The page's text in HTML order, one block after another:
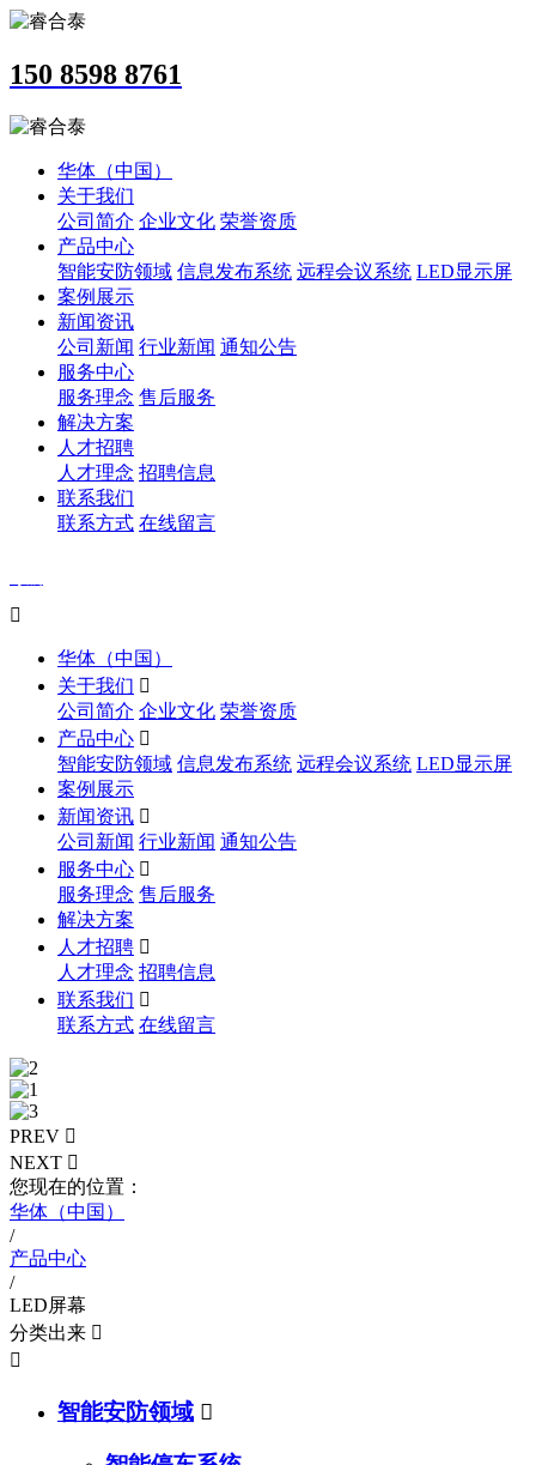
150 8598 8761
华体（中国）
关于我们
公司简介 企业文化 荣誉资质
产品中心
智能安防领域 信息发布系统 远程会议系统 LED显示屏
案例展示
新闻资讯
公司新闻 行业新闻 通知公告
服务中心
服务理念 售后服务
解决方案
人才招聘
人才理念 招聘信息
联系我们
联系方式 在线留言

华体（中国）
关于我们 
公司简介 企业文化 荣誉资质
产品中心 
智能安防领域 信息发布系统 远程会议系统 LED显示屏
案例展示
新闻资讯 
公司新闻 行业新闻 通知公告
服务中心 
服务理念 售后服务
解决方案
人才招聘 
人才理念 招聘信息
联系我们 
联系方式 在线留言
PREV 
NEXT 
您现在的位置：
华体（中国）
/
产品中心
/
LED屏幕
分类出来 

智能安防领域 